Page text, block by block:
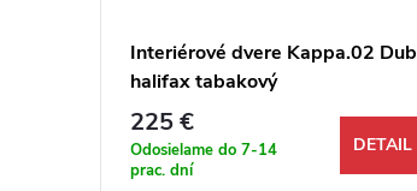
Interiérové dvere Kappa.02 Dub
halifax tabakový
225 €
Odosielame do 7-14
prac. dní
DETAIL